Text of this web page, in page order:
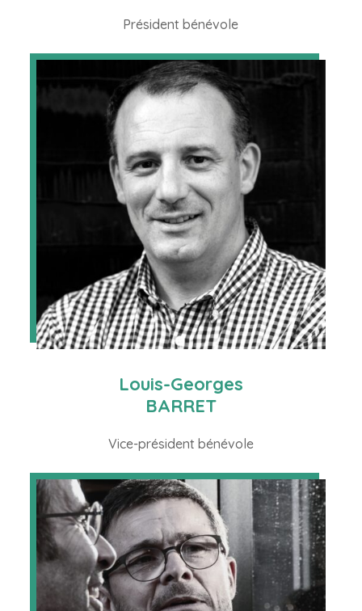
Président bénévole
Louis-Georges
BARRET
Vice-président bénévole